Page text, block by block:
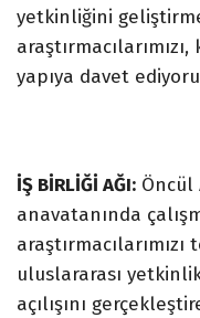
yetkinliğini
yapıya davet
İŞ BİRLİĞİ AĞI: Öncül
anavatanında
uluslararası
açılışını